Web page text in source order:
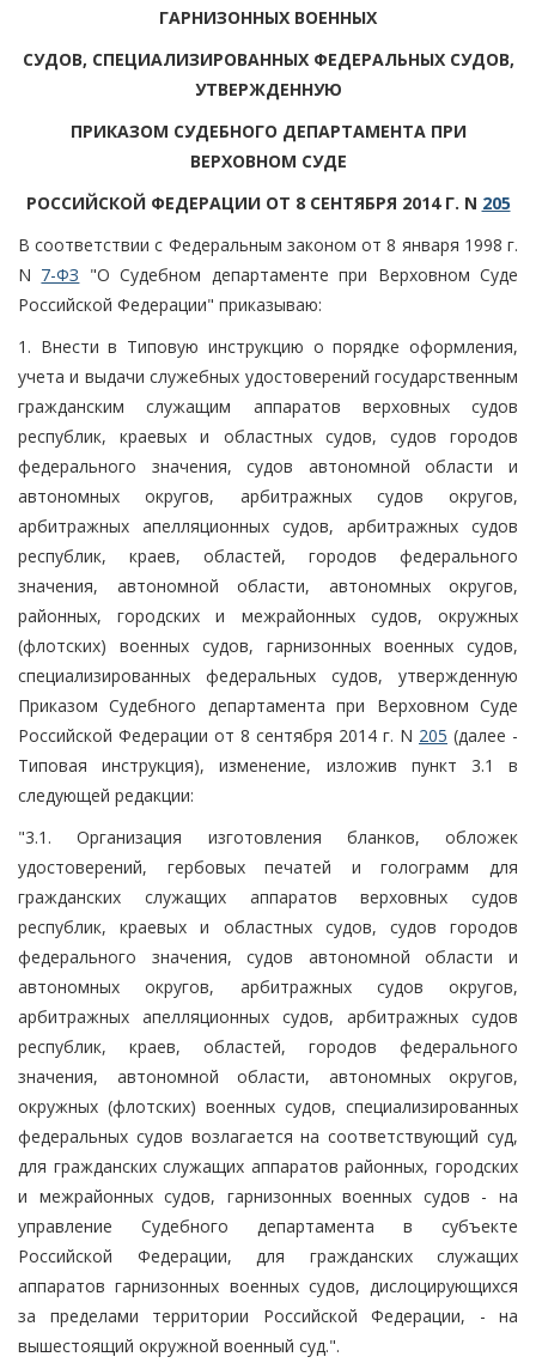
ГАРНИЗОННЫХ ВОЕННЫХ
СУДОВ, СПЕЦИАЛИЗИРОВАННЫХ ФЕДЕРАЛЬНЫХ СУДОВ,
УТВЕРЖДЕННУЮ
ПРИКАЗОМ СУДЕБНОГО ДЕПАРТАМЕНТА ПРИ
ВЕРХОВНОМ СУДЕ
РОССИЙСКОЙ ФЕДЕРАЦИИ ОТ 8 СЕНТЯБРЯ 2014 Г. N 205
В соответствии с Федеральным законом от 8 января 1998 г.
N 7-ФЗ "О Судебном департаменте при Верховном Суде
Российской Федерации" приказываю:
1. Внести в Типовую инструкцию о порядке оформления,
учета и выдачи служебных удостоверений государственным
гражданским служащим аппаратов верховных судов
республик, краевых и областных судов, судов городов
федерального значения, судов автономной области и
автономных округов, арбитражных судов округов,
арбитражных апелляционных судов, арбитражных судов
республик, краев, областей, городов федерального
значения, автономной области, автономных округов,
районных, городских и межрайонных судов, окружных
(флотских) военных судов, гарнизонных военных судов,
специализированных федеральных судов, утвержденную
Приказом Судебного департамента при Верховном Суде
Российской Федерации от 8 сентября 2014 г. N 205 (далее -
Типовая инструкция), изменение, изложив пункт 3.1 в
следующей редакции:
"3.1. Организация изготовления бланков, обложек
удостоверений, гербовых печатей и голограмм для
гражданских служащих аппаратов верховных судов
республик, краевых и областных судов, судов городов
федерального значения, судов автономной области и
автономных округов, арбитражных судов округов,
арбитражных апелляционных судов, арбитражных судов
республик, краев, областей, городов федерального
значения, автономной области, автономных округов,
окружных (флотских) военных судов, специализированных
федеральных судов возлагается на соответствующий суд,
для гражданских служащих аппаратов районных, городских
и межрайонных судов, гарнизонных военных судов - на
управление Судебного департамента в субъекте
Российской Федерации, для гражданских служащих
аппаратов гарнизонных военных судов, дислоцирующихся
за пределами территории Российской Федерации, - на
вышестоящий окружной военный суд.".